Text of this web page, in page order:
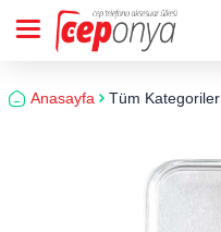
Anasayfa Tüm Kategoriler